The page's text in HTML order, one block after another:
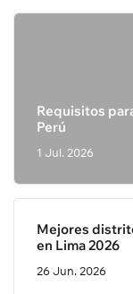
Requisitos
Perú
1 Jul. 2026
Mejores
en Lima 2026
26 Jun. 2026